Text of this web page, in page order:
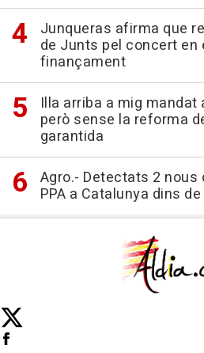
Junqueras afirma que
de Junts pel concert en
finançament
Illa arriba a mig
però sense la reforma
garantida
Agro.- Detectats 2
PPA a Catalunya dins